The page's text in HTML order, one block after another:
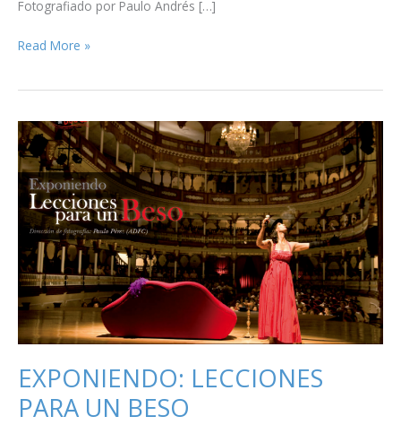
Fotografiado por Paulo Andrés […]
EXPONIENDO:
Read More »
EXPONIENDO: LECCIONES
PARA UN BESO